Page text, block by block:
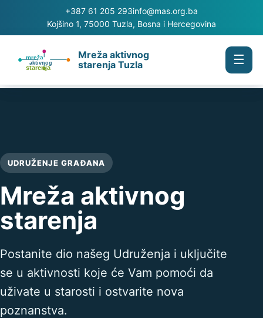
+387 61 205 293info@mas.org.ba
Kojšino 1, 75000 Tuzla, Bosna i Hercegovina
Mreža aktivnog
starenja Tuzla
☰
UDRUŽENJE GRAĐANA
Mreža aktivnog
starenja
Postanite dio našeg Udruženja i uključite
se u aktivnosti koje će Vam pomoći da
uživate u starosti i ostvarite nova
poznanstva.